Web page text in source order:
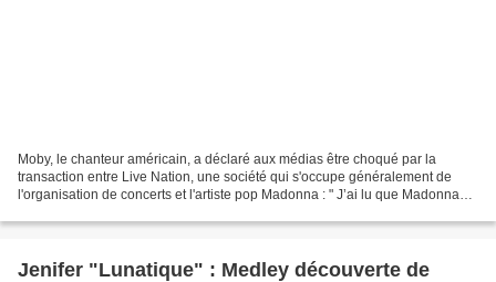
Moby, le chanteur américain, a déclaré aux médias être choqué par la
transaction entre Live Nation, une société qui s'occupe généralement de
l'organisation de concerts et l'artiste pop Madonna : " J’ai lu que Madonna
Jenifer "Lunatique" : Medley découverte de